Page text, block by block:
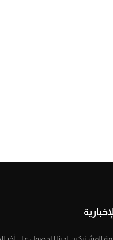
المشتركين لدينا للحصول على آخر